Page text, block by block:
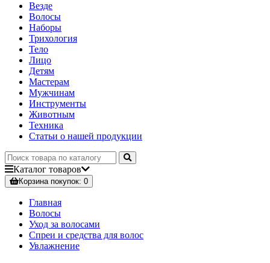
Везде
Волосы
Наборы
Трихология
Тело
Лицо
Детям
Мастерам
Мужчинам
Инструменты
Животным
Техника
Статьи о нашей продукции
Каталог товаров
Корзинапокупок: 0
Главная
Волосы
Уход за волосами
Спреи и средства для волос
Увлажнение